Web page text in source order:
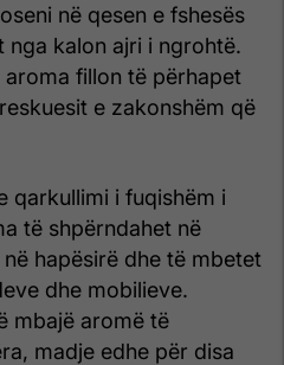
në qesen e fshesës
kalon ajri i ngrohtë.
fillon të përhapet
e zakonshëm që
qarkullimi i fuqishëm i
të shpërndahet në
hapësirë dhe të mbetet
dhe mobilieve.
mbajë aromë të
madje edhe për disa